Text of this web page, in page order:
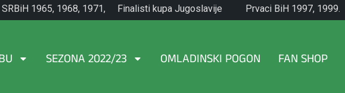
1965, 1968, 1971,
Finalisti kupa Jugoslavije
1965.
Prvaci BiH 1997, 1999.
SEZONA 2022/23 OMLADINSKI POGON FAN SHOP